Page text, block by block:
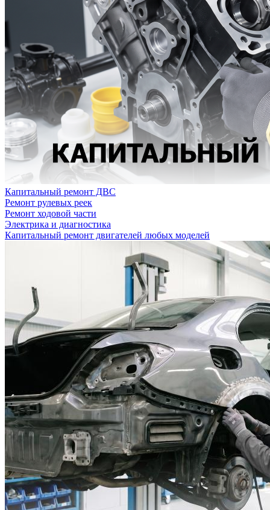
Капитальный ремонт ДВС
Ремонт рулевых реек
Ремонт ходовой части
Электрика и диагностика
Капитальный ремонт двигателей любых моделей